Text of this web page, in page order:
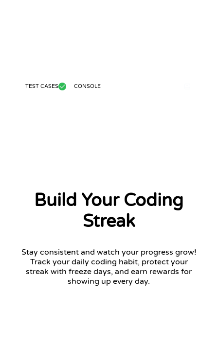
TEST CASES CONSOLE
Build Your Coding
Streak
Stay consistent and watch your progress grow!
Track your daily coding habit, protect your
streak with freeze days, and earn rewards for
showing up every day.